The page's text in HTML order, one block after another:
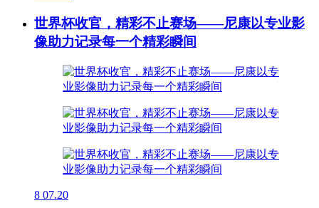
世界杯收官，精彩不止赛场——尼康以专业影
像助力记录每一个精彩瞬间
8 07.20